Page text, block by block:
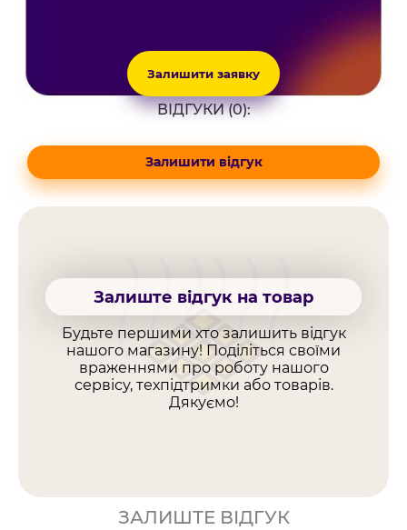
Залишити заявку
ВІДГУКИ (0):
Залишити відгук
Залиште відгук на товар
Будьте першими хто залишить відгук
нашого магазину! Поділіться своїми
враженнями про роботу нашого
сервісу, техпідтримки або товарів.
Дякуємо!
ЗАЛИШТЕ ВІДГУК